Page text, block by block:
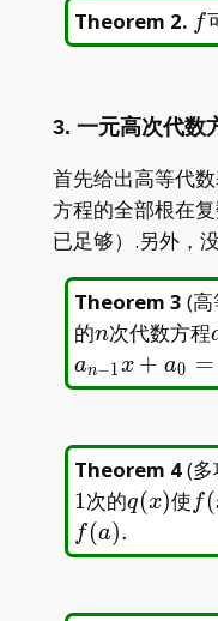
Theorem 2. ff
3. 一元高次代数
首先给出高等代
方程的全部根在
已足够）.另外，
Theorem 3 (高
的n
n次代数方程
an−1x + a0 =
Theorem 4(多
1次的q(x)
q(x)使 f (
f (a).